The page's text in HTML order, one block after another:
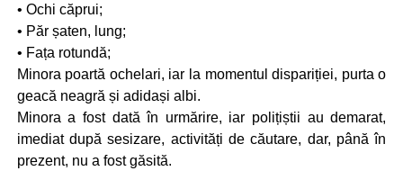
• Ochi căprui;
• Păr șaten, lung;
• Fața rotundă;
Minora poartă ochelari, iar la momentul dispariției, purta o
geacă neagră și adidași albi.
Minora a fost dată în urmărire, iar polițiștii au demarat,
imediat după sesizare, activități de căutare, dar, până în
prezent, nu a fost găsită.